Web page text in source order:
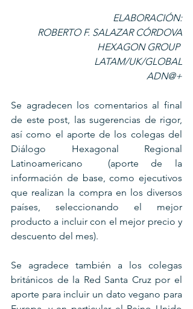
ELABORACIÓN:
     ROBERTO F. SALAZAR CÓRDOVA
LATAM/UK/GLOBAL
     ADN@+
Se agradecen los comentarios al final
de este post, las sugerencias de rigor,
así como el aporte de los colegas del
Diálogo Hexagonal Regional
Latinoamericano  (aporte de la
información de base, como ejecutivos
que realizan la compra en los diversos
países, seleccionando el mejor
producto a incluir con el mejor precio y
descuento del mes).
Se agradece también a los colegas
británicos de la Red Santa Cruz por el
aporte para incluir un dato vegano para